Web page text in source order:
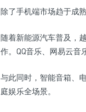
除了手机端市场趋于成
随着新能源汽车普及，
作。QQ音乐、网易云音
与此同时，智能音箱、
庭娱乐全场景。